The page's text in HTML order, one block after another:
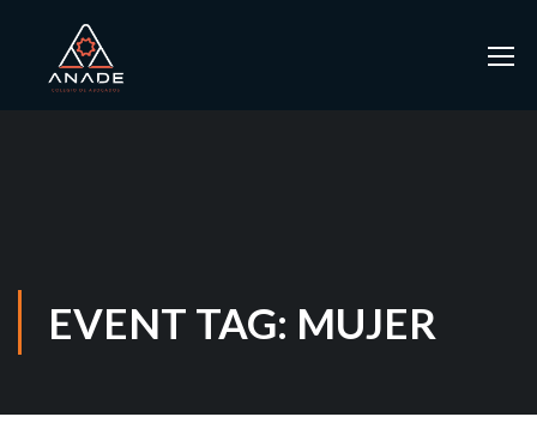
EVENT TAG: MUJER